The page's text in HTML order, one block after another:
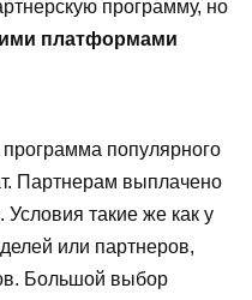
программу, но
платформами
популярного
Партнерам выплачено
такие же как у
или партнеров,
Большой выбор